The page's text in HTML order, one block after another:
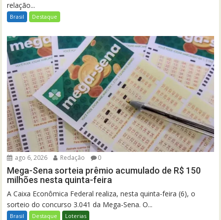
relação...
Brasil Destaque
ago 6, 2026 Redação 0
Mega-Sena sorteia prêmio acumulado de R$ 150
milhões nesta quinta-feira
A Caixa Econômica Federal realiza, nesta quinta-feira (6), o
sorteio do concurso 3.041 da Mega-Sena. O...
Brasil Destaque Loterias